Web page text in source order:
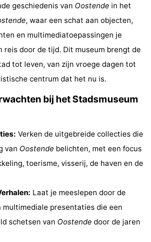
geschiedenis van Oostende in het
, waar een schat aan objecten,
en multimediatoepassingen je
reis door de tijd. Dit museum brengt de
tot leven, van zijn vroege dagen tot
centrum dat het nu is.
bij het Stadsmuseum
Verken de uitgebreide collecties die
van Oostende belichten, met een focus
toerisme, visserij, de haven en de
Laat je meeslepen door de
multimediale presentaties die een
schetsen van Oostende door de jaren